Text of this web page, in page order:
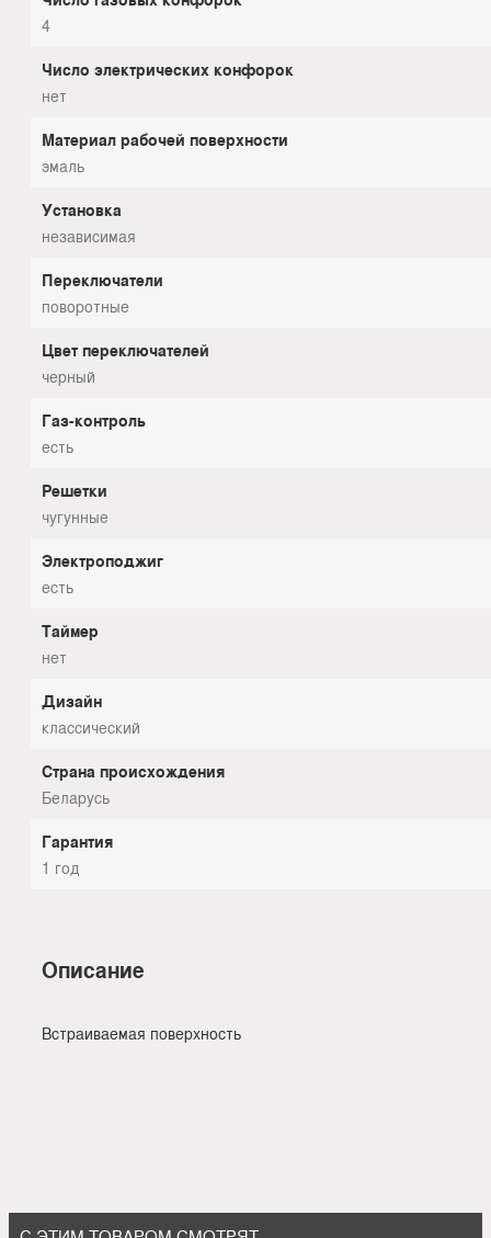
4
Число электрических конфорок
нет
Материал рабочей поверхности
эмаль
Установка
независимая
Переключатели
поворотные
Цвет переключателей
черный
Газ-контроль
есть
Решетки
чугунные
Электроподжиг
есть
Таймер
нет
Дизайн
классический
Страна происхождения
Беларусь
Гарантия
1 год
Описание
Встраиваемая поверхность